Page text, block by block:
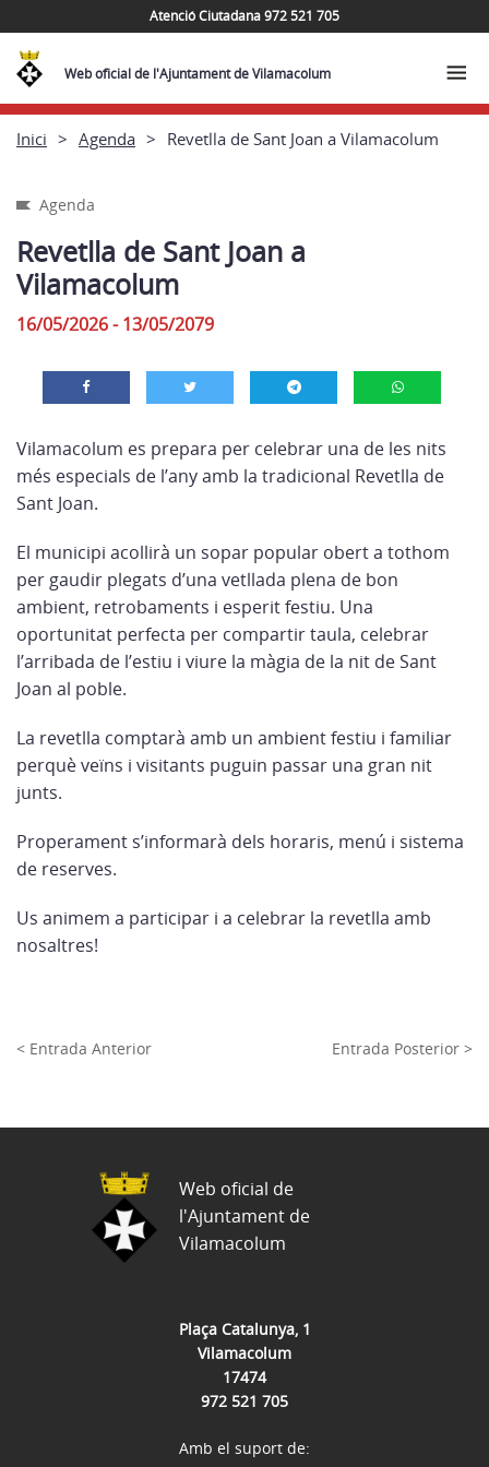
Atenció Ciutadana 972 521 705
Web oficial de l'Ajuntament de Vilamacolum
Inici Agenda Revetlla de Sant Joan a Vilamacolum
Agenda
Revetlla de Sant Joan a
Vilamacolum
16/05/2026 - 13/05/2079
Vilamacolum es prepara per celebrar una de les nits
més especials de l’any amb la tradicional Revetlla de
Sant Joan.
El municipi acollirà un sopar popular obert a tothom
per gaudir plegats d’una vetllada plena de bon
ambient, retrobaments i esperit festiu. Una
oportunitat perfecta per compartir taula, celebrar
l’arribada de l’estiu i viure la màgia de la nit de Sant
Joan al poble.
La revetlla comptarà amb un ambient festiu i familiar
perquè veïns i visitants puguin passar una gran nit
junts.
Properament s’informarà dels horaris, menú i sistema
de reserves.
Us animem a participar i a celebrar la revetlla amb
nosaltres!
< Entrada Anterior Entrada Posterior >
Plaça Catalunya, 1
Vilamacolum
17474
972 521 705
Web oficial de
l'Ajuntament de
Vilamacolum
Amb el suport de: